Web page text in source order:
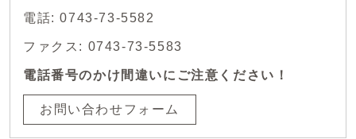
電話: 0743-73-5582
ファクス: 0743-73-5583
電話番号のかけ間違いにご注意ください！
お問い合わせフォーム